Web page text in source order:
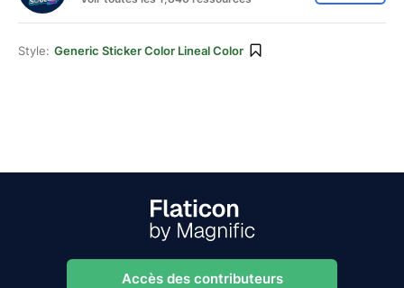
Style: Generic Sticker Color Lineal Color
Accès des contributeurs